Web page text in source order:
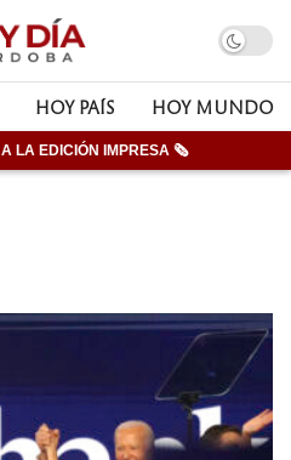
HOY PAÍS HOY MUNDO
LA EDICIÓN IMPRESA 🗞